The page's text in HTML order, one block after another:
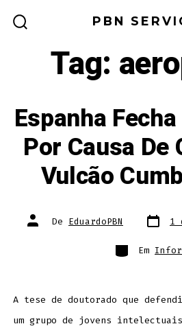
direto
PBN
Tag:
Espanha
Por Causa De
Vulcão
Autor
do De EduardoPBN Data
do
1
Categorias
Em
A tese de doutorado que
um grupo de jovens